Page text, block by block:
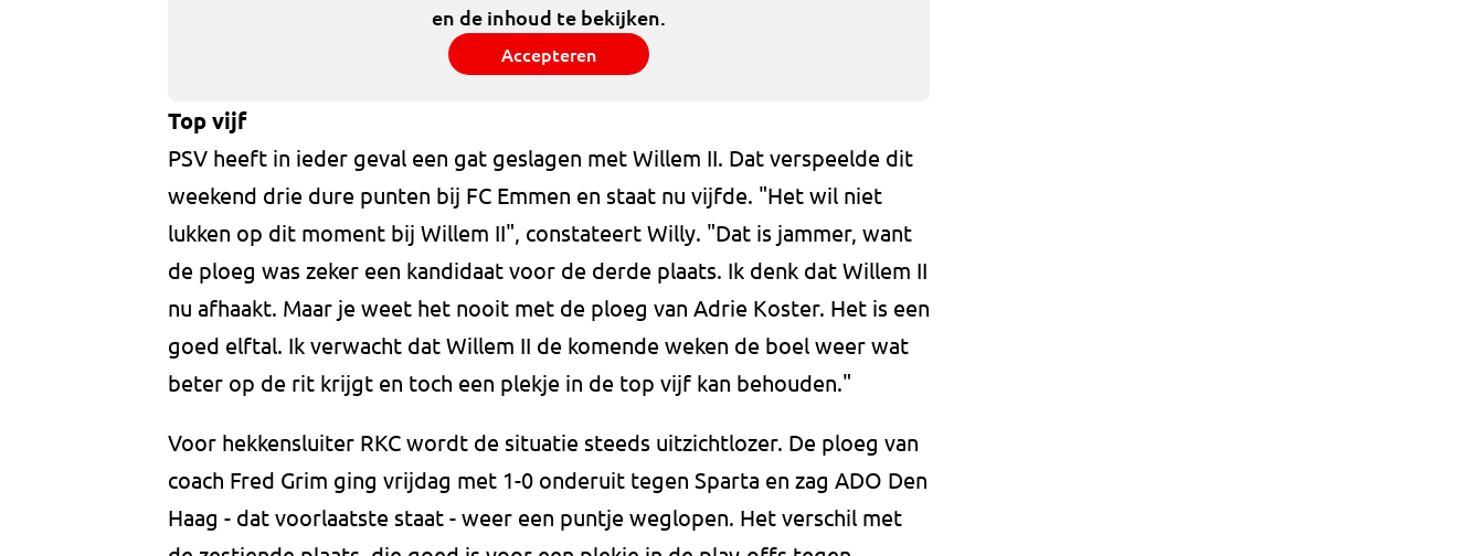
en de inhoud te bekijken.
Accepteren
Top vijf
PSV heeft in ieder geval een gat geslagen met Willem II. Dat verspeelde dit
weekend drie dure punten bij FC Emmen en staat nu vijfde. "Het wil niet
lukken op dit moment bij Willem II", constateert Willy. "Dat is jammer, want
de ploeg was zeker een kandidaat voor de derde plaats. Ik denk dat Willem II
nu afhaakt. Maar je weet het nooit met de ploeg van Adrie Koster. Het is een
goed elftal. Ik verwacht dat Willem II de komende weken de boel weer wat
beter op de rit krijgt en toch een plekje in de top vijf kan behouden."
Voor hekkensluiter RKC wordt de situatie steeds uitzichtlozer. De ploeg van
coach Fred Grim ging vrijdag met 1-0 onderuit tegen Sparta en zag ADO Den
Haag - dat voorlaatste staat - weer een puntje weglopen. Het verschil met